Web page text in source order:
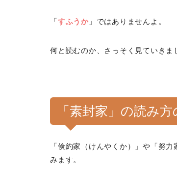
「すふうか」ではありませんよ。
何と読むのか、さっそく見ていきま
「素封家」の読み
「倹約家（けんやくか）」や「努
みます。